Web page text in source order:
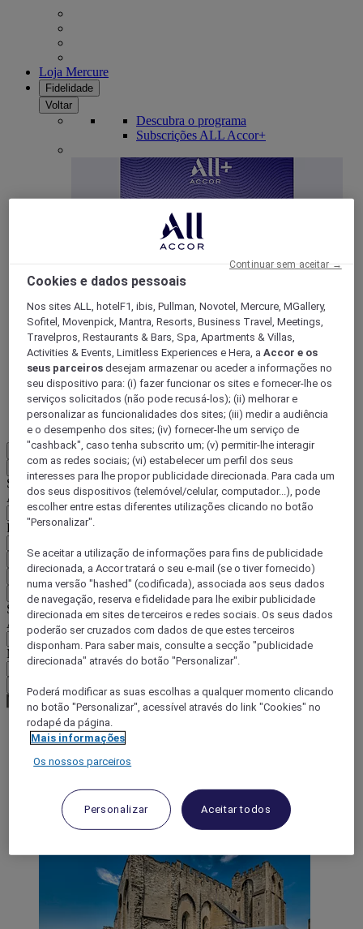
Loja Mercure
Fidelidade
Voltar
Descubra o programa
Subscrições ALL Accor+
ALL Accor+ Voyager
15% de desconto durante todo o ano nas suas
estadias em +30 marcas
DESCOBRIR
Mais
Voltar
Selecione o seu país e idioma abaixo
Área geográfica
País/região-idioma
Confirmar o meu país e idioma
Voltar
Selecione a moeda abaixo
Área geográfica
Moeda
Confirmar a moeda
World
Europe
Provence-Alps-Riviera
Vaucluse
Le Pontet
Cookies e dados pessoais
Nos sites ALL, hotelF1, ibis, Pullman, Novotel, Mercure, MGallery,
Sofitel, Movenpick, Mantra, Resorts, Business Travel, Meetings,
Travelpros, Restaurants & Bars, Spa, Apartments & Villas,
Activities & Events, Limitless Experiences e Hera, aAccor e os
seus parceiros desejam armazenar ou aceder a informações no
seu dispositivo para: (i) fazer funcionar os sites e fornecer-lhe os
serviços solicitados (não pode recusá-los); (ii) melhorar e
personalizar as funcionalidades dos sites; (iii) medir a audiência
e o desempenho dos sites; (iv) fornecer-lhe um serviço de
"cashback", caso tenha subscrito um; (v) permitir-lhe interagir
com as redes sociais; (vi) estabelecer um perfil dos seus
interesses para lhe propor publicidade direcionada. Para cada um
dos seus dispositivos (telemóvel/celular, computador...), pode
escolher entre estas diferentes utilizações clicando no botão
"Personalizar".
Se aceitar a utilização de informações para fins de publicidade
direcionada, a Accor tratará o seu e-mail (se o tiver fornecido)
numa versão "hashed" (codificada), associada aos seus dados
de navegação, reserva e fidelidade para lhe exibir publicidade
direcionada em sites de terceiros e redes sociais. Os seus dados
poderão ser cruzados com dados de que estes terceiros
disponham. Para saber mais, consulte a secção "publicidade
direcionada" através do botão "Personalizar".
Poderá modificar as suas escolhas a qualquer momento clicando
no botão "Personalizar", acessível através do link "Cookies" no
rodapé da página.
Mais informações
Os nossos parceiros
Personalizar Aceitar todos
Continuar sem aceitar →